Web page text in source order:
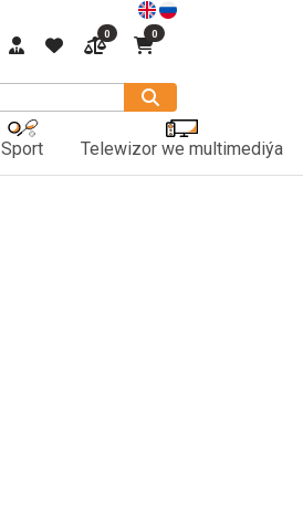
0 0
Sport Telewizor we multimediýa